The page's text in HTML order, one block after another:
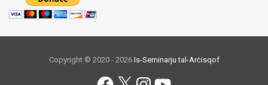
Copyright © 2020 - 2026 Is-Seminarju tal-Arċisqof
Facebook
X Instagram
YouTube